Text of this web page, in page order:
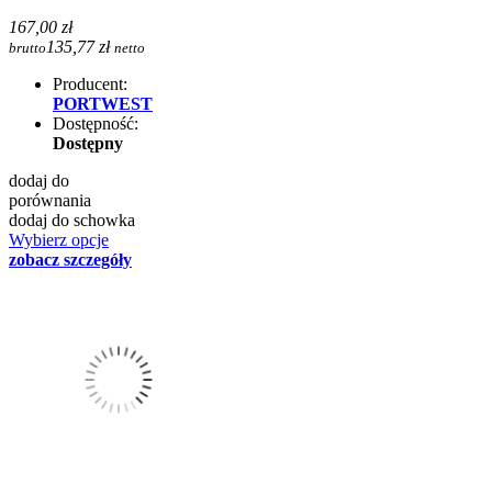
167,00 zł
brutto 135,77 zł netto
Producent:
PORTWEST
Dostępność:
Dostępny
dodaj do
porównania
dodaj do schowka
Wybierz opcje
zobacz szczegóły